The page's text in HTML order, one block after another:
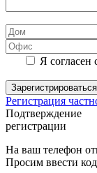
Я согласен
Зарегистрироваться
Регистрация
Подтверждение
регистрации
На ваш телефон
Просим ввести